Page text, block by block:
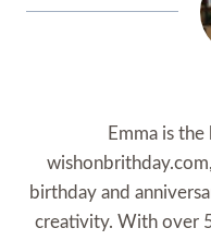
Emma is
birthday and
creativity. With over